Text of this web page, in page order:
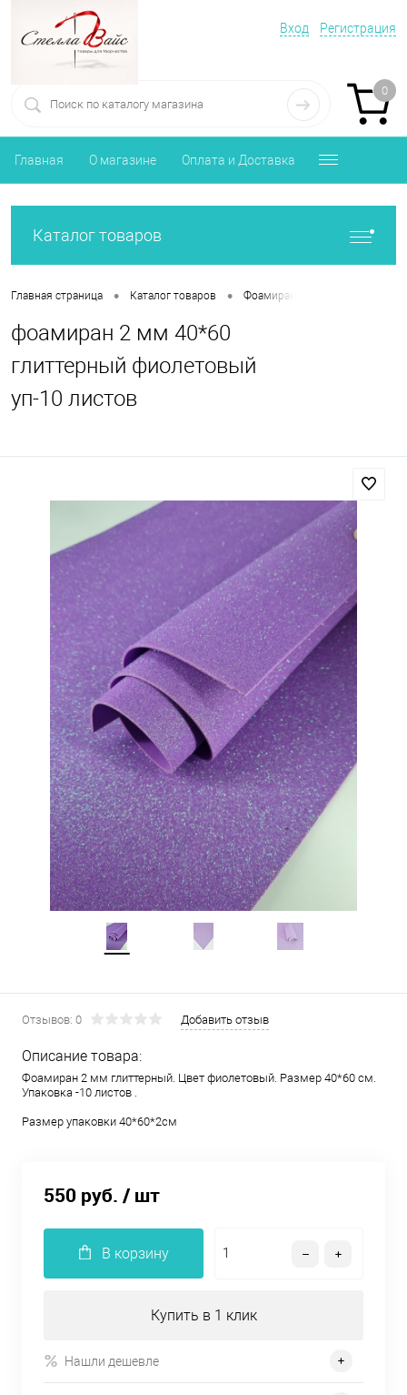
Вход Регистрация
0
Главная О магазине Оплата и Доставка
Каталог товаров
Главная страница • Каталог товаров • Фоамиран, Фетр, Изолон
фоамиран 2 мм 40*60
глиттерный фиолетовый
уп-10 листов
Отзывов: 0 Добавить отзыв
Описание товара:
Фоамиран 2 мм глиттерный. Цвет фиолетовый. Размер 40*60 см.
Упаковка -10 листов .
Размер упаковки 40*60*2см
550 руб. / шт
В корзину
Купить в 1 клик
Нашли дешевле